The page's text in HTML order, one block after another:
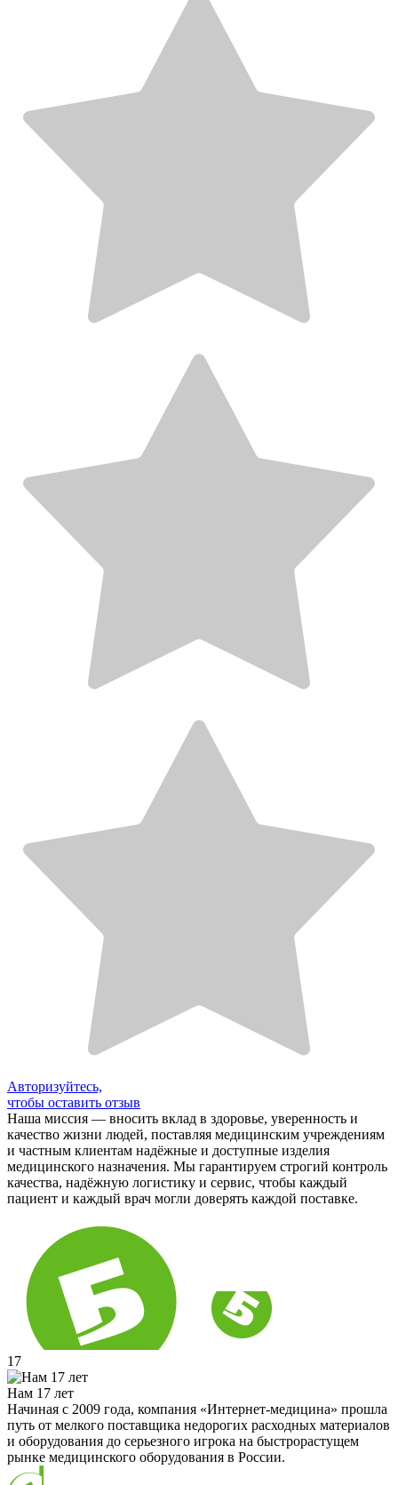
Авторизуйтесь,
чтобы оставить отзыв
Наша миссия — вносить вклад в здоровье, уверенность и
качество жизни людей, поставляя медицинским учреждениям
и частным клиентам надёжные и доступные изделия
медицинского назначения. Мы гарантируем строгий контроль
качества, надёжную логистику и сервис, чтобы каждый
пациент и каждый врач могли доверять каждой поставке.
17
Нам 17 лет
Начиная с 2009 года, компания «Интернет-медицина» прошла
путь от мелкого поставщика недорогих расходных материалов
и оборудования до серьезного игрока на быстрорастущем
рынке медицинского оборудования в России.